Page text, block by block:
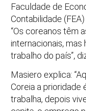
Faculdade de
Contabilidade
“Os coreanos têm
internacionais,
trabalho do país”,
Masiero explica:
Coreia a prioridade
trabalha, depois